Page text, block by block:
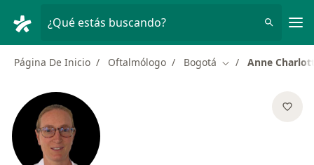
¿Qué estás buscando?
Página De Inicio Oftalmólogo Bogotá Cambiar de ciudad
Anne